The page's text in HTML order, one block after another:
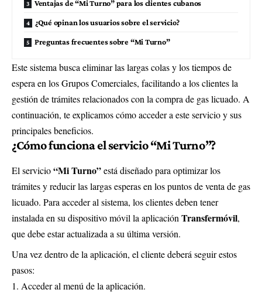
Ventajas de “Mi Turno” para los clientes cubanos
¿Qué opinan los usuarios sobre el servicio?
Preguntas frecuentes sobre “Mi Turno”
Este sistema busca eliminar las largas colas y los tiempos de
espera en los Grupos Comerciales, facilitando a los clientes la
gestión de trámites relacionados con la compra de gas licuado. A
continuación, te explicamos cómo acceder a este servicio y sus
principales beneficios.
¿Cómo funciona el servicio “Mi Turno”?
El servicio“Mi Turno”está diseñado para optimizar los
trámites y reducir las largas esperas en los puntos de venta de gas
licuado. Para acceder al sistema, los clientes deben tener
instalada en su dispositivo móvil la aplicación Transfermóvil,
que debe estar actualizada a su última versión.
Una vez dentro de la aplicación, el cliente deberá seguir estos
pasos:
Acceder al menú de la aplicación.